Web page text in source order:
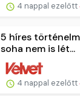
4 nappal ezelőtt
5 híres
soha nem is lét...
4 nappal ezelőtt